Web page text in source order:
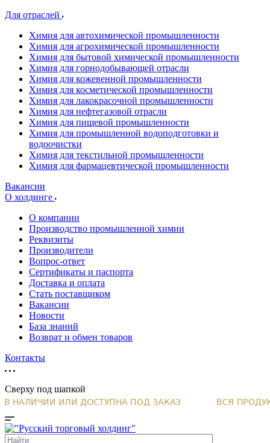
Для отраслей
Химия для автохимической промышленности
Химия для агрохимической промышленности
Химия для бытовой химической промышленности
Химия для горнодобывающей отрасли
Химия для кожевенной промышленности
Химия для косметической промышленности
Химия для лакокрасочной промышленности
Химия для нефтегазовой отрасли
Химия для пищевой промышленности
Химия для промышленной водоподготовки и
водоочистки
Химия для текстильной промышленности
Химия для фармацевтической промышленности
Вакансии
О холдинге
О компании
Производство промышленной химии
Реквизиты
Производители
Вопрос-ответ
Сертификаты и паспорта
Доставка и оплата
Стать поставщиком
Вакансии
Новости
База знаний
Возврат и обмен товаров
Контакты
Сверху под шапкой